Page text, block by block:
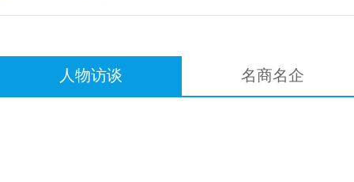
人物访谈 名商名企